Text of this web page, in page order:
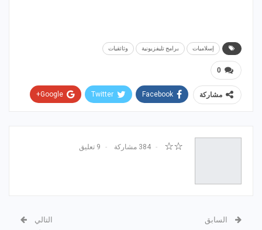
إسلاميات برامج تليفزيونية وثائقيات
0
مشاركة Facebook
Twitter
Google+
☆☆ 384 مشاركة 9 تعليق
السابق التالي